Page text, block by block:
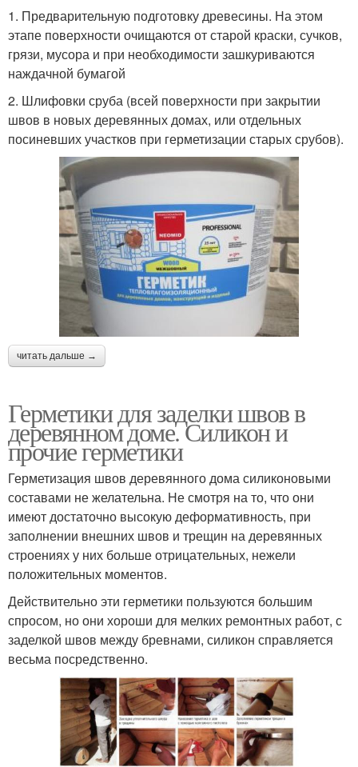
1. Предварительную подготовку древесины. На этом
этапе поверхности очищаются от старой краски, сучков,
грязи, мусора и при необходимости зашкуриваются
наждачной бумагой
2. Шлифовки сруба (всей поверхности при закрытии
швов в новых деревянных домах, или отдельных
посиневших участков при герметизации старых срубов).
читать дальше →
Герметики для заделки швов в
деревянном доме. Силикон и
прочие герметики
Герметизация швов деревянного дома силиконовыми
составами не желательна. Не смотря на то, что они
имеют достаточно высокую деформативность, при
заполнении внешних швов и трещин на деревянных
строениях у них больше отрицательных, нежели
положительных моментов.
Действительно эти герметики пользуются большим
спросом, но они хороши для мелких ремонтных работ, с
заделкой швов между бревнами, силикон справляется
весьма посредственно.